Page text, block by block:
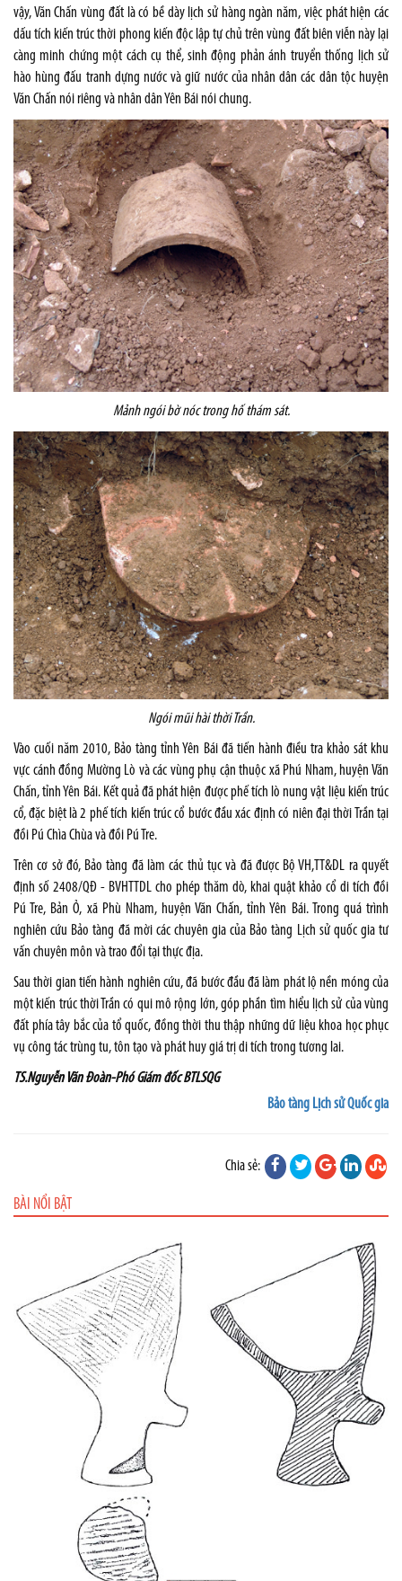
vậy, Văn Chấn vùng đất là có bề dày lịch sử hàng ngàn năm, việc phát hiện các
dấu tích kiến trúc thời phong kiến độc lập tự chủ trên vùng đất biên viễn này lại
càng minh chứng một cách cụ thể, sinh động phản ánh truyển thống lịch sử
hào hùng đấu tranh dựng nước và giữ nước của nhân dân các dân tộc huyện
Văn Chấn nói riêng và nhân dân Yên Bái nói chung.
Mảnh ngói bờ nóc trong hố thám sát.
Ngói mũi hài thời Trần.
Vào cuối năm 2010, Bảo tàng tỉnh Yên Bái đã tiến hành điều tra khảo sát khu
vực cánh đồng Mường Lò và các vùng phụ cận thuộc xã Phú Nham, huyện Văn
Chấn, tỉnh Yên Bái. Kết quả đã phát hiện được phế tích lò nung vật liệu kiến trúc
cổ, đặc biệt là 2 phế tích kiến trúc cổ bước đầu xác định có niên đại thời Trần tại
đồi Pú Chìa Chùa và đồi Pú Tre.
Trên cơ sở đó, Bảo tàng đã làm các thủ tục và đã được Bộ VH,TT&DL ra quyết
định số 2408/QĐ - BVHTTDL cho phép thăm dò, khai quật khảo cổ di tích đồi
Pú Tre, Bản Ỏ, xã Phù Nham, huyện Văn Chấn, tỉnh Yên Bái. Trong quá trình
nghiên cứu Bảo tàng đã mời các chuyên gia của Bảo tàng Lịch sử quốc gia tư
vấn chuyên môn và trao đổi tại thực địa.
Sau thời gian tiến hành nghiên cứu, đã bước đầu đã làm phát lộ nền móng của
một kiến trúc thời Trần có qui mô rộng lớn, góp phần tìm hiểu lịch sử của vùng
đất phía tây bắc của tổ quốc, đồng thời thu thập những dữ liệu khoa học phục
vụ công tác trùng tu, tôn tạo và phát huy giá trị di tích trong tương lai.
TS.Nguyễn Văn Đoàn-Phó Giám đốc BTLSQG
Bảo tàng Lịch sử Quốc gia
Chia sẻ:
BÀI NỔI BẬT